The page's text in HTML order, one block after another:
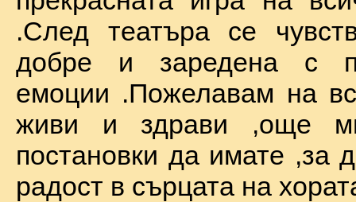
.След театъра се
добре и заредена с
емоции .Пожелавам на
живи и здрави ,още
постановки да имате ,за
радост в сърцата на